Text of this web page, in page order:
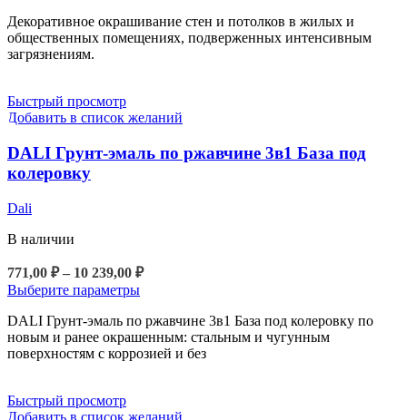
–
4
имеет
несколько
на
товара.
Декоративное окрашивание стен и потолков в жилых и
общественных помещениях, подверженных интенсивным
загрязнениям.
Быстрый просмотр
Добавить в список желаний
DALI Грунт-эмаль по ржавчине 3в1 База под
колеровку
Dali
В наличии
771,00 ₽ – 10 239,00 ₽Диапазон
–
10
239,00 ₽
Выберите параметрыЭтот
имеет
несколько
вариаций.
DALI Грунт-эмаль по ржавчине 3в1 База под колеровку по
новым и ранее окрашенным: стальным и чугунным
поверхностям с коррозией и без
Быстрый просмотр
Добавить в список желаний